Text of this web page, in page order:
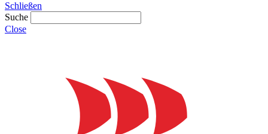
Schließen
Suche
Close